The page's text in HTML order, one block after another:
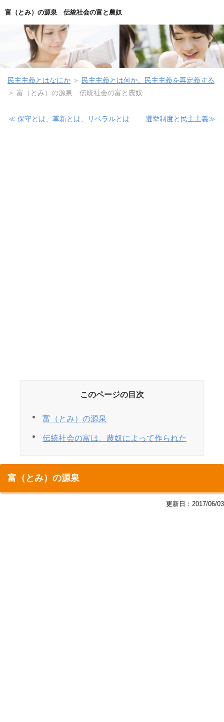
富（とみ）の源泉 伝統社会の富と農奴
民主主義とはなにか ＞
民主主義とは何か。民主主義を再定義する
＞ 富（とみ）の源泉 伝統社会の富と農奴
≪ 保守とは、革新とは、リベラルとは 選挙制度と民主主義≫
このページの目次
富（とみ）の源泉
伝統社会の富は、農奴によって作られた
富（とみ）の源泉
更新日： 2017/06/03